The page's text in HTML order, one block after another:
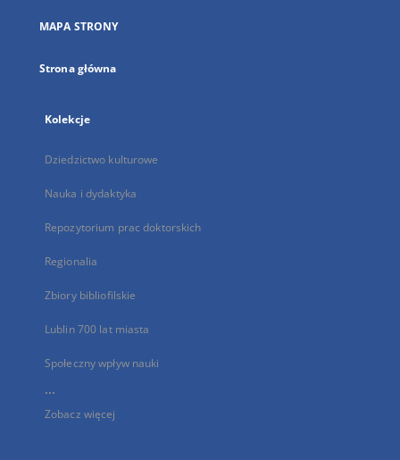
karcie
MAPA STRONY
Strona główna
Kolekcje
Dziedzictwo kulturowe
Nauka i dydaktyka
Repozytorium prac doktorskich
Regionalia
Zbiory bibliofilskie
Lublin 700 lat miasta
Społeczny wpływ nauki
...
Zobacz więcej